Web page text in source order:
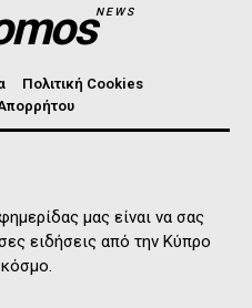
NEWS
Πολιτική Cookies
μας είναι να σας
ειδήσεις από την Κύπρο